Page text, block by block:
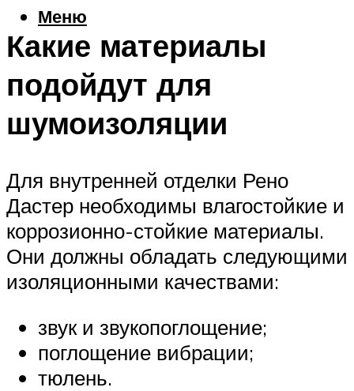
Меню
Какие материалы
подойдут для
шумоизоляции
Для внутренней отделки Рено
Дастер необходимы влагостойкие и
коррозионно-стойкие материалы.
Они должны обладать следующими
изоляционными качествами:
звук и звукопоглощение;
поглощение вибрации;
тюлень.